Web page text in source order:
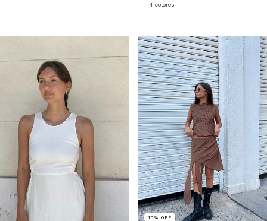
4 colores
10% OFF